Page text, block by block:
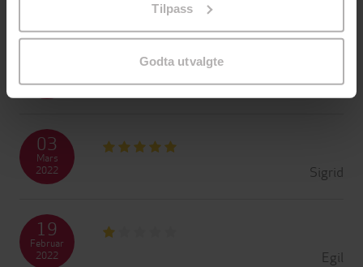
Tilpass
Godta utvalgte
Ole Henrik
2022
Sigrid
03
Mars
2022
Egil
19
Februar
2022